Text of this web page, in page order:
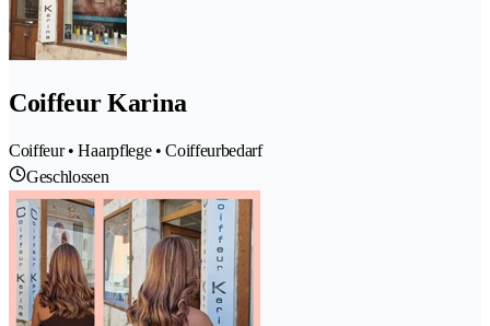
Coiffeur Karina
Coiffeur • Haarpflege • Coiffeurbedarf
Geschlossen